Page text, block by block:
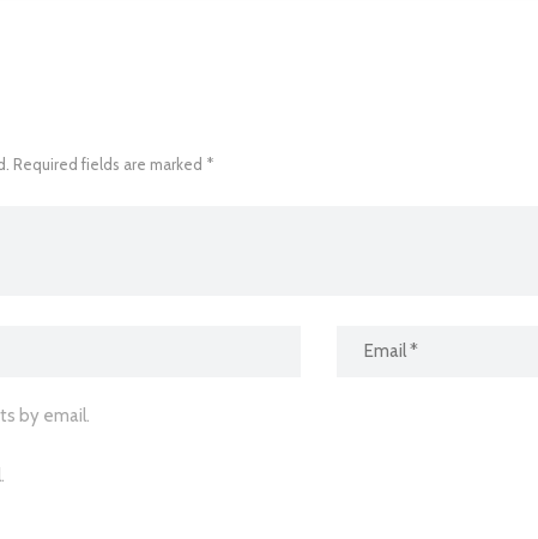
Required fields are marked *
by email.